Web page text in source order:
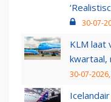
30-07-
KLM laat
kwartaal,
30-07-